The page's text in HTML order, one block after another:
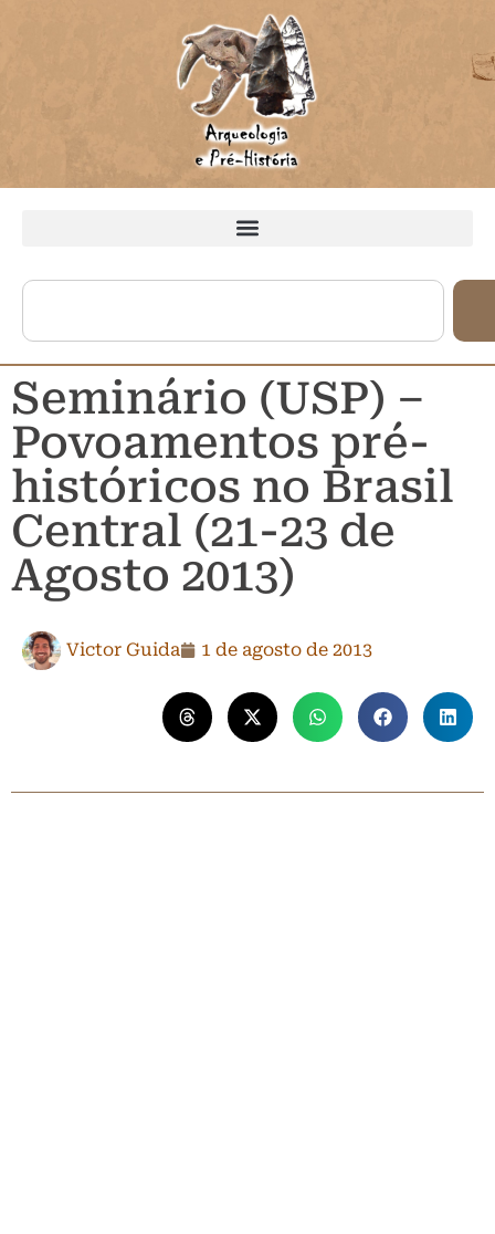
Seminário (USP) –
Povoamentos pré-
históricos no Brasil
Central (21-23 de
Agosto 2013)
Victor Guida 1 de agosto de 2013